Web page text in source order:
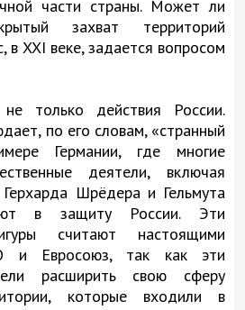
части страны. Может ли
захват территорий
в XXI веке, задается вопросом
только действия России.
по его словам, «странный
Германии, где многие
деятели, включая
Шрёдера и Гельмута
в защиту России. Эти
считают настоящими
и Евросоюз, так как эти
расширить свою сферу
которые входили в